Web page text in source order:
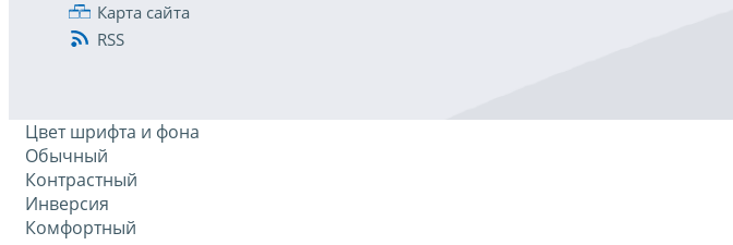
Карта сайта
RSS
Цвет шрифта и фона
Обычный
Контрастный
Инверсия
Комфортный